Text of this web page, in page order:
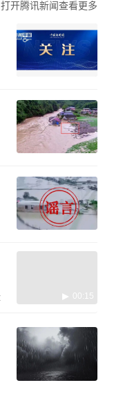
打开腾讯新闻查看更多
00:15